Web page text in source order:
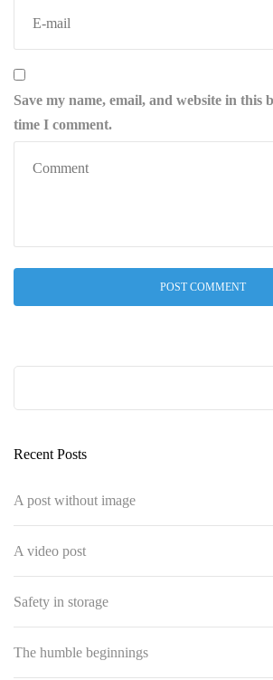
Save my name, email, and website in this
time I comment.
Recent Posts
A post without image
A video post
Safety in storage
The humble beginnings